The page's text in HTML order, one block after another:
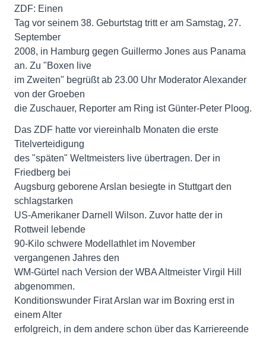
ZDF: Einen
Tag vor seinem 38. Geburtstag tritt er am Samstag, 27.
September
2008, in Hamburg gegen Guillermo Jones aus Panama
an. Zu "Boxen live
im Zweiten" begrüßt ab 23.00 Uhr Moderator Alexander
von der Groeben
die Zuschauer, Reporter am Ring ist Günter-Peter Ploog.
Das ZDF hatte vor viereinhalb Monaten die erste
Titelverteidigung
des "späten" Weltmeisters live übertragen. Der in
Friedberg bei
Augsburg geborene Arslan besiegte in Stuttgart den
schlagstarken
US-Amerikaner Darnell Wilson. Zuvor hatte der in
Rottweil lebende
90-Kilo schwere Modellathlet im November
vergangenen Jahres den
WM-Gürtel nach Version der WBA Altmeister Virgil Hill
abgenommen.
Konditionswunder Firat Arslan war im Boxring erst in
einem Alter
erfolgreich, in dem andere schon über das Karriereende